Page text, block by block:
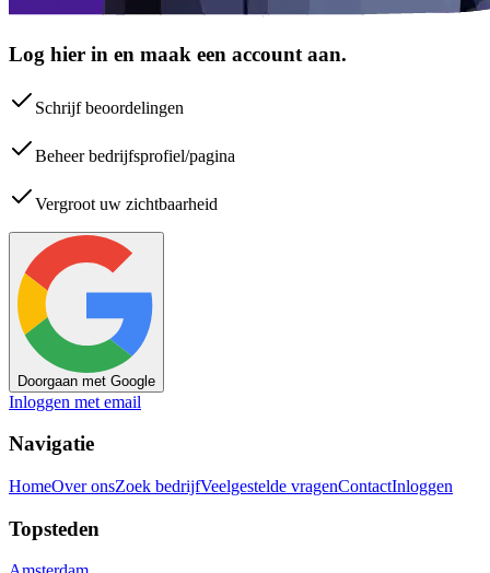
Log hier in en maak een account aan.
Schrijf beoordelingen
Beheer bedrijfsprofiel/pagina
Vergroot uw zichtbaarheid
Doorgaan met Google
Inloggen met email
Navigatie
HomeOver onsZoek bedrijfVeelgestelde vragenContactInloggen
Topsteden